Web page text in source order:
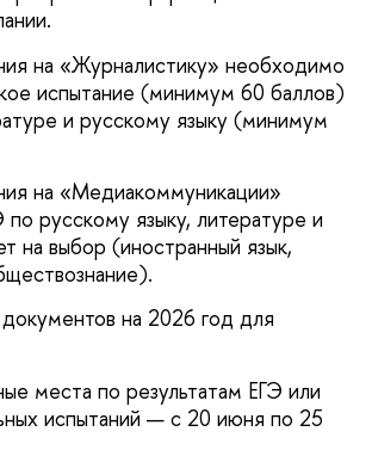
на «Журналистику» необходимо
испытание (минимум 60 баллов)
и русскому языку (минимум
на «Медиакоммуникации»
русскому языку, литературе и
на выбор (иностранный язык,
на 2026 год для
места по результатам ЕГЭ или
испытаний — с 20 июня по 25